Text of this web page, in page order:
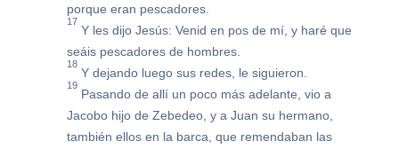
porque eran pescadores.
17
Y les dijo Jesús: Venid en pos de mí, y haré que
seáis pescadores de hombres.
18
Y dejando luego sus redes, le siguieron.
19
Pasando de allí un poco más adelante, vio a
Jacobo hijo de Zebedeo, y a Juan su hermano,
también ellos en la barca, que remendaban las